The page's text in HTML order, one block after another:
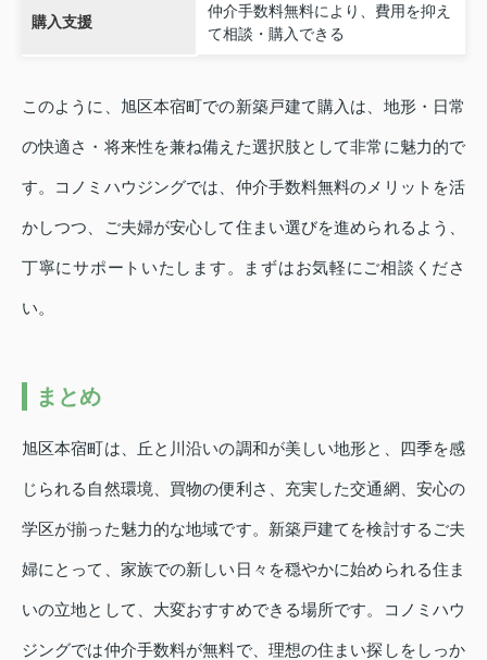
購入支援
仲介手数料無料により、費用を抑え
て相談・購入できる
このように、旭区本宿町での新築戸建て購入は、地形・日常
の快適さ・将来性を兼ね備えた選択肢として非常に魅力的で
す。コノミハウジングでは、仲介手数料無料のメリットを活
かしつつ、ご夫婦が安心して住まい選びを進められるよう、
丁寧にサポートいたします。まずはお気軽にご相談くださ
い。
まとめ
旭区本宿町は、丘と川沿いの調和が美しい地形と、四季を感
じられる自然環境、買物の便利さ、充実した交通網、安心の
学区が揃った魅力的な地域です。新築戸建てを検討するご夫
婦にとって、家族での新しい日々を穏やかに始められる住ま
いの立地として、大変おすすめできる場所です。コノミハウ
ジングでは仲介手数料が無料で、理想の住まい探しをしっか